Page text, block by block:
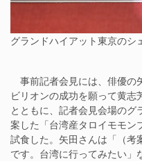
グランドハイアット東京のシ
事前記者会見には、俳優の
ビリオンの成功を願って黄志
とともに、記者会見会場の
案した「台湾産タロイモモン
試食した。矢田さんは「（考
です。台湾に行ってみたい」